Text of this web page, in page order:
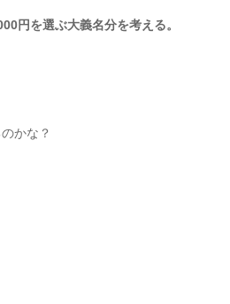
円を選ぶ大義名分を考える。
かな？